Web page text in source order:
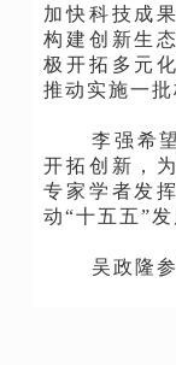
加快科技成
构建创新生
极开拓多元
推动实施一批
李强希
开拓创新，
专家学者发
动“十五五”
吴政隆